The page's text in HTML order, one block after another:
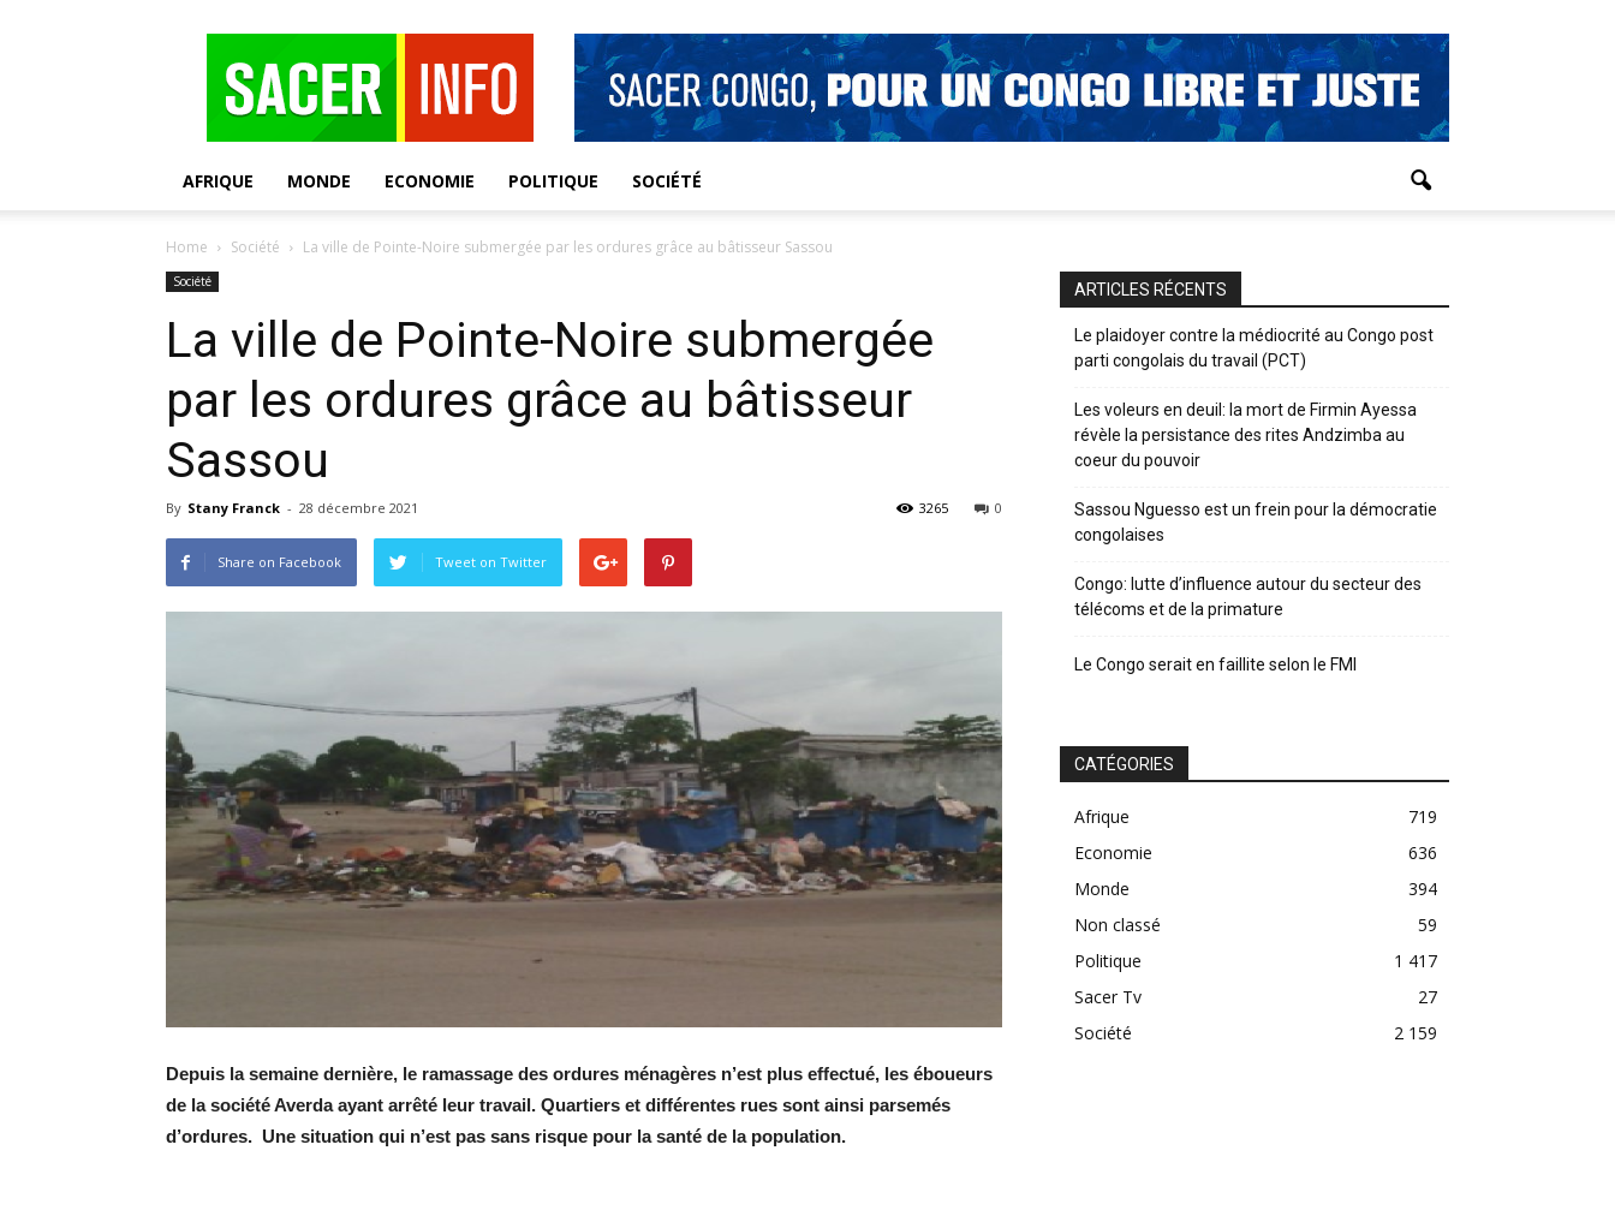
AFRIQUE MONDE ECONOMIE POLITIQUE SOCIÉTÉ
Home Société La ville de Pointe-Noire submergée par les ordures grâce au bâtisseur Sassou
Société
La ville de Pointe-Noire submergée
par les ordures grâce au bâtisseur
Sassou
By Stany Franck - 28 décembre 2021 0
3265
Share on Facebook Tweet on Twitter
Depuis la semaine dernière, le ramassage des ordures ménagères n’est plus effectué, les éboueurs
de la société Averda ayant arrêté leur travail. Quartiers et différentes rues sont ainsi parsemés
d’ordures. Une situation qui n’est pas sans risque pour la santé de la population.
ARTICLES RÉCENTS
Le plaidoyer contre la médiocrité au Congo post
parti congolais du travail (PCT)
Les voleurs en deuil: la mort de Firmin Ayessa
révèle la persistance des rites Andzimba au
coeur du pouvoir
Sassou Nguesso est un frein pour la démocratie
congolaises
Congo: lutte d’influence autour du secteur des
télécoms et de la primature
Le Congo serait en faillite selon le FMI
CATÉGORIES
Afrique
719
Economie
636
Monde
394
Non classé
59
Politique
1 417
Sacer Tv
27
Société
2 159